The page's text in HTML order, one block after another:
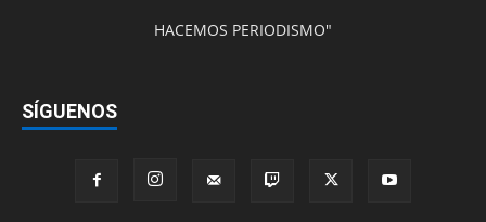
HACEMOS PERIODISMO"
SÍGUENOS